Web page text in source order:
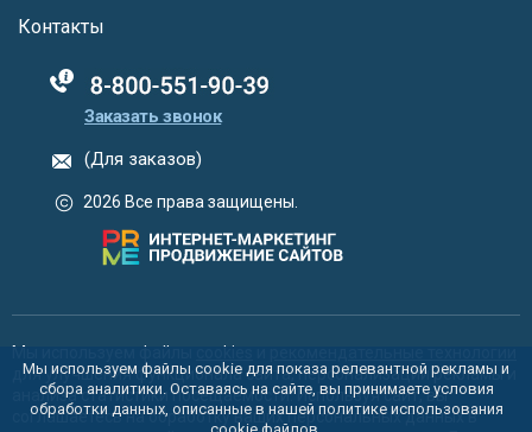
Контакты
88005555550
Заказать звонок
(Для заказов)
2026 Все права защищены.
Мы используем файлы cookies
для улучшения функционала сайта, персонализации рекламы и
анализа статистики посещаемости. Используя сайт, вы
соглашаетесь на обработку ваших персональных данных в
Мы используем файлы cookie для показа релевантной рекламы и
сбора аналитики. Оставаясь на сайте, вы принимаете условия
обработки данных, описанные в нашей политике использования